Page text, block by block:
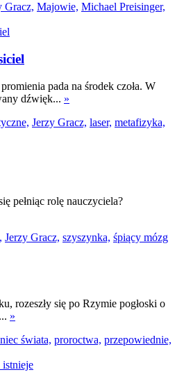
Gracz, Majowie, Michael Preisinger,
pada na środek czoła. W
dźwięk... »
Jerzy Gracz, laser, metafizyka,
pełniąc rolę nauczyciela?
Jerzy Gracz, szyszynka, śpiący mózg
rozeszły się po Rzymie pogłoski o
»
świata, proroctwa, przepowiednie,